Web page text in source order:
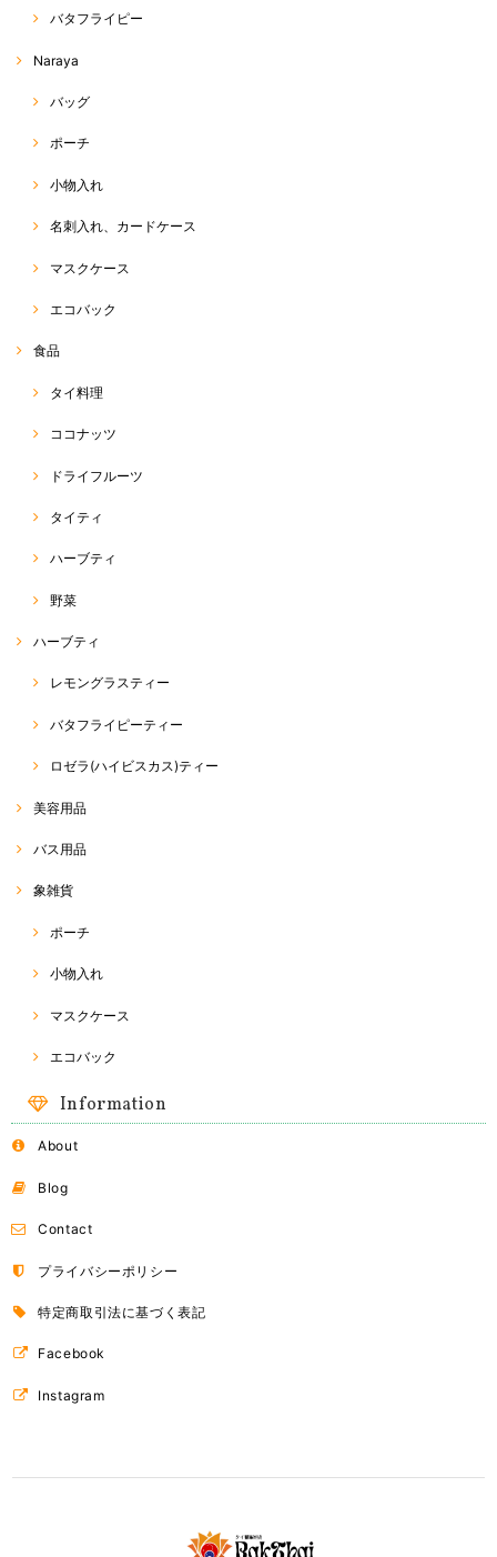
バタフライピー
Naraya
バッグ
ポーチ
小物入れ
名刺入れ、カードケース
マスクケース
エコバック
食品
タイ料理
ココナッツ
ドライフルーツ
タイティ
ハーブティ
野菜
ハーブティ
レモングラスティー
バタフライピーティー
ロゼラ(ハイビスカス)ティー
美容用品
バス用品
象雑貨
ポーチ
小物入れ
マスクケース
エコバック
Information
About
Blog
Contact
プライバシーポリシー
特定商取引法に基づく表記
Facebook
Instagram